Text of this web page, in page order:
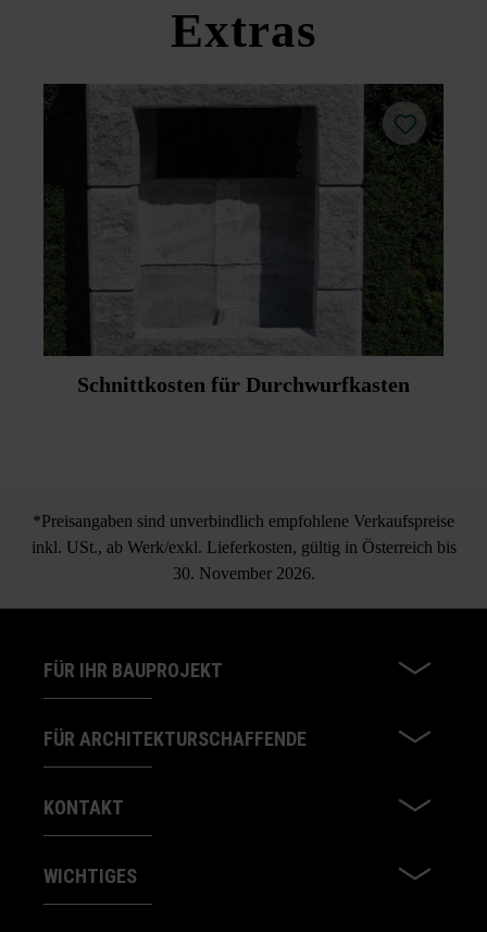
Extras
Schnittkosten für Durchwurfkasten
*Preisangaben sind unverbindlich empfohlene Verkaufspreise
inkl. USt., ab Werk/exkl. Lieferkosten, gültig in Österreich bis
30. November 2026.
FÜR IHR BAUPROJEKT
FÜR ARCHITEKTURSCHAFFENDE
KONTAKT
WICHTIGES